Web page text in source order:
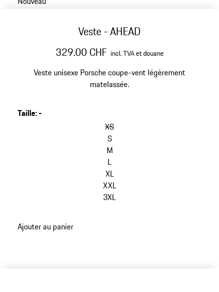
Veste - AHEAD
329.00 CHF incl. TVA et douane
Veste unisexe Porsche coupe-vent légèrement
matelassée.
Taille:-
XS
S
M
L
XL
XXL
3XL
aux
Ajouter au panier